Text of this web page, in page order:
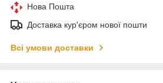
Нова Пошта
Доставка кур'єром нової пошти
Всі умови доставки